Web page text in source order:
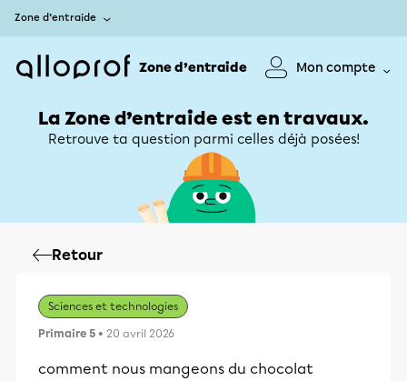
Zone d’entraide
Zone d’entraide Mon compte
La Zone d’entraide est en travaux.
Retrouve ta question parmi celles déjà posées!
Retour
Sciences et technologies
Primaire 5 • 20 avril 2026
comment nous mangeons du chocolat